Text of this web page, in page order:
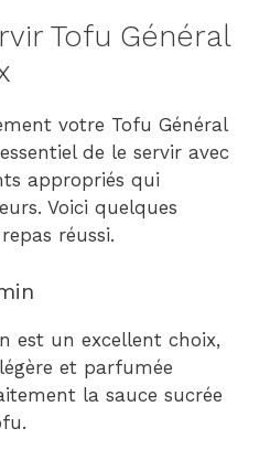
Tofu Général
votre Tofu Général
de le servir avec
appropriés qui
Voici quelques
réussi.
est un excellent choix,
et parfumée
la sauce sucrée